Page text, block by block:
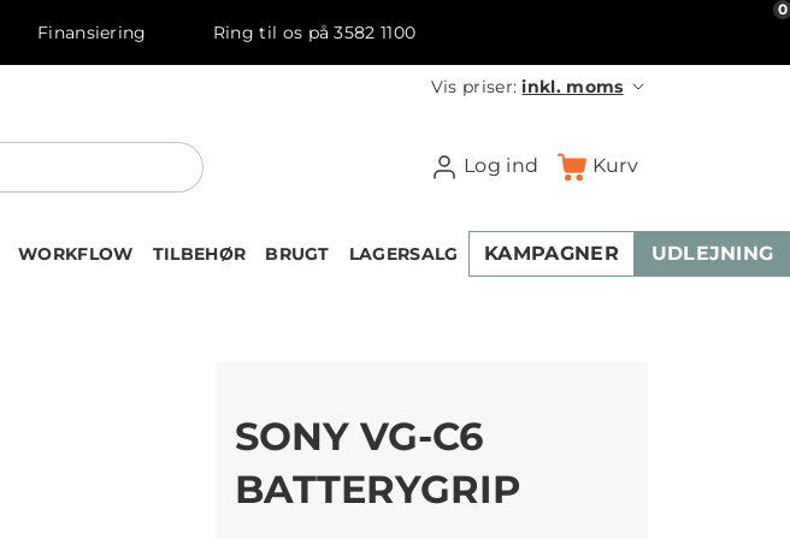
Finansiering Ring til os på 3582 1100
Vis priser:inkl. moms
Log ind Kurv
0
WORKFLOW TILBEHØR BRUGT LAGERSALG KAMPAGNER UDLEJNING
SONY VG-C6
BATTERYGRIP